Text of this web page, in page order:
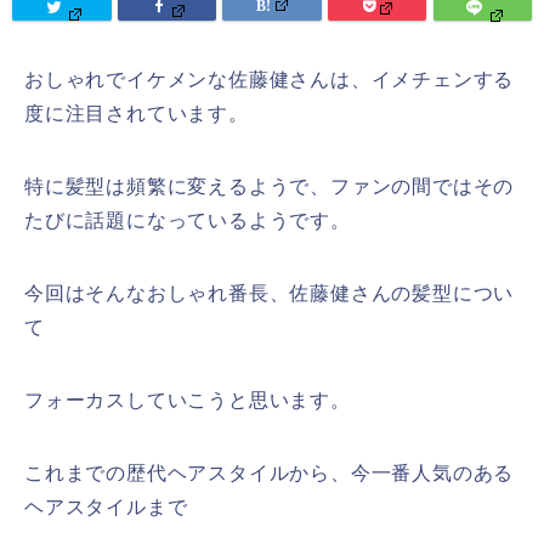
おしゃれでイケメンな佐藤健さんは、イメチェンする
度に注目されています。
特に髪型は頻繁に変えるようで、ファンの間ではその
たびに話題になっているようです。
今回はそんなおしゃれ番長、佐藤健さんの髪型につい
て
フォーカスしていこうと思います。
これまでの歴代ヘアスタイルから、今一番人気のある
ヘアスタイルまで